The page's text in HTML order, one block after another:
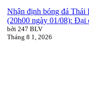
Nhận định bóng đá Thái
(20h00 ngày 01/08): Đại
bởi 247 BLV
Tháng 8 1, 2026